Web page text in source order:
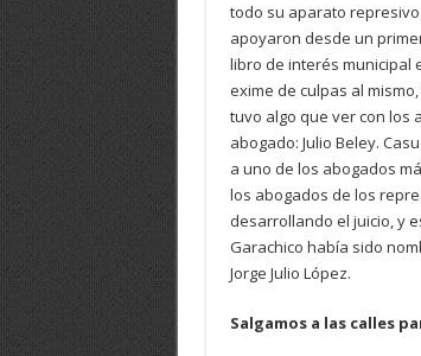
todo su aparato
apoyaron desde un
libro de interés municipal
exime de culpas al
tuvo algo que ver con los
abogado: Julio Beley.
a uno de los abogados
los abogados de los
desarrollando el juicio, y
Garachico había sido
Jorge Julio López.
Salgamos a las calles